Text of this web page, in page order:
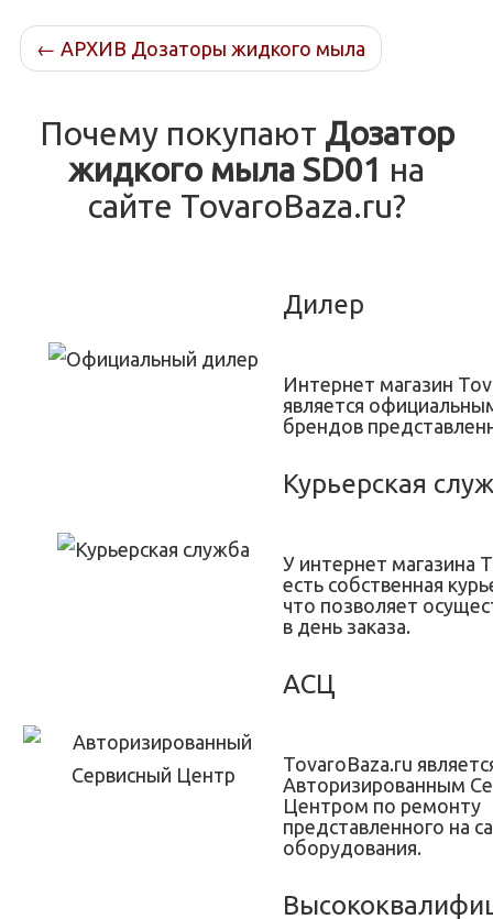
← АРХИВ Дозаторы жидкого мыла
Почему покупают Дозатор
жидкого мыла SD01 на
сайте TovaroBaza.ru?
Дилер
Интернет магазин
является
брендов
Курьерская
У интернет магазина
есть собственная
что позволяет
в день заказа.
АСЦ
TovaroBaza.ru
Авторизированным
Центром по ремонту
представленного на
оборудования.